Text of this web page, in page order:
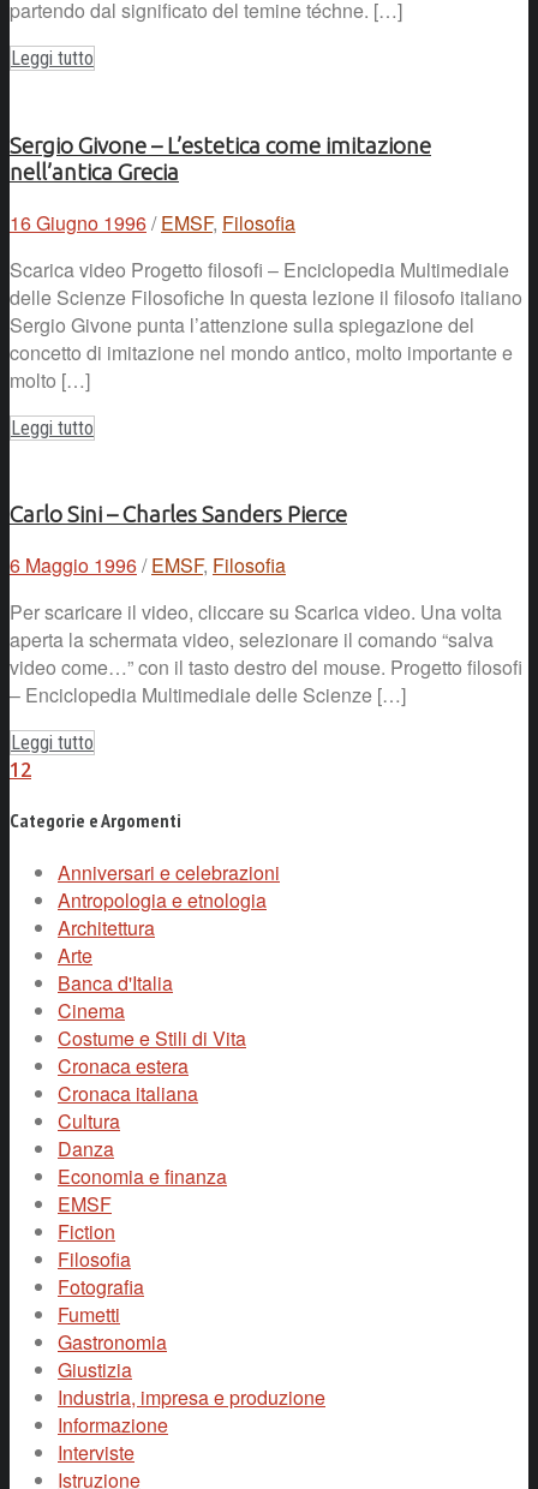
partendo dal significato del temine téchne. […]
Leggi tutto
Sergio Givone – L’estetica come imitazione
nell’antica Grecia
16 Giugno 1996/ EMSF, Filosofia
Scarica video Progetto filosofi – Enciclopedia Multimediale
delle Scienze Filosofiche In questa lezione il filosofo italiano
Sergio Givone punta l’attenzione sulla spiegazione del
concetto di imitazione nel mondo antico, molto importante e
molto […]
Leggi tutto
Carlo Sini – Charles Sanders Pierce
6 Maggio 1996/ EMSF, Filosofia
Per scaricare il video, cliccare su Scarica video. Una volta
aperta la schermata video, selezionare il comando “salva
video come…” con il tasto destro del mouse. Progetto filosofi
– Enciclopedia Multimediale delle Scienze […]
Leggi tutto
12
Categorie e Argomenti
Anniversari e celebrazioni
Antropologia e etnologia
Architettura
Arte
Banca d'Italia
Cinema
Costume e Stili di Vita
Cronaca estera
Cronaca italiana
Cultura
Danza
Economia e finanza
EMSF
Fiction
Filosofia
Fotografia
Fumetti
Gastronomia
Giustizia
Industria, impresa e produzione
Informazione
Interviste
Istruzione